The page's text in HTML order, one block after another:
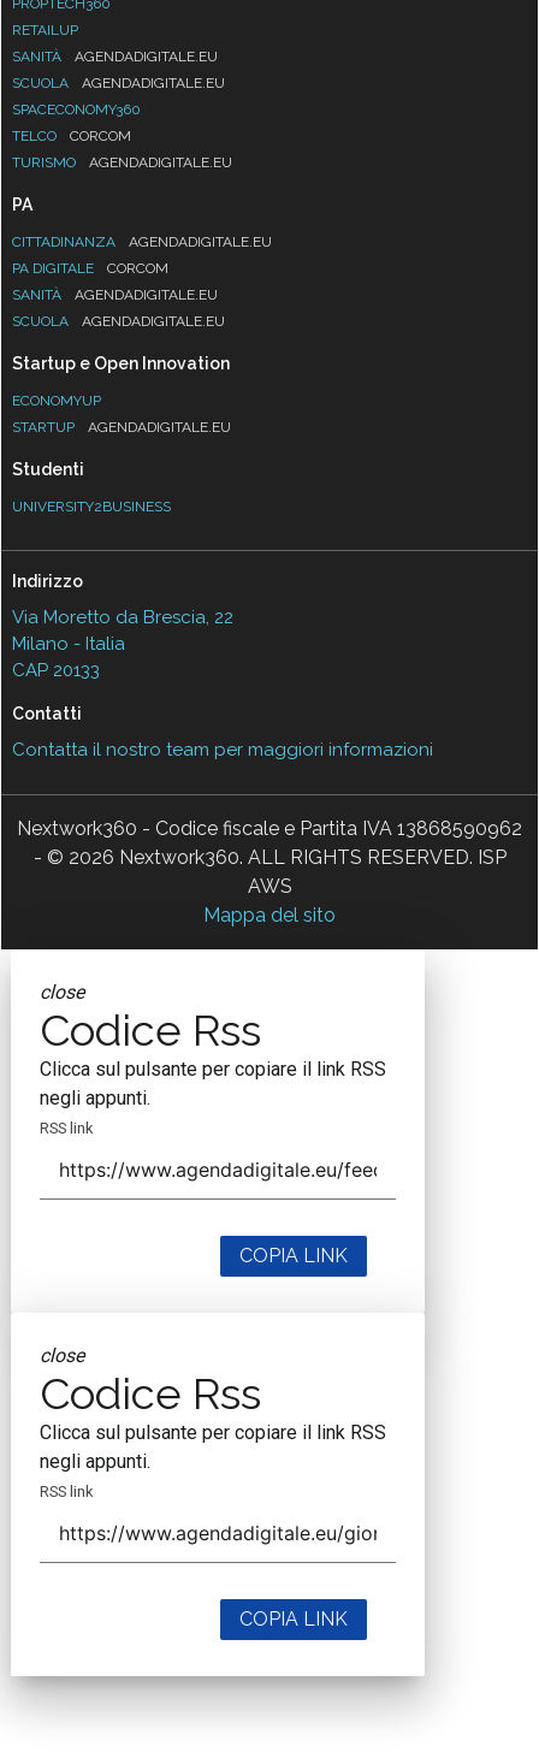
RETAILUP
SANITÀ
AGENDADIGITALE.EU
SCUOLA
AGENDADIGITALE.EU
SPACECONOMY360
TELCO
CORCOM
TURISMO
AGENDADIGITALE.EU
PA
CITTADINANZA
AGENDADIGITALE.EU
PA DIGITALE
CORCOM
SANITÀ
AGENDADIGITALE.EU
SCUOLA
AGENDADIGITALE.EU
Startup e Open Innovation
ECONOMYUP
STARTUP
AGENDADIGITALE.EU
Studenti
UNIVERSITY2BUSINESS
Indirizzo
Via Moretto da Brescia, 22
Milano - Italia
CAP 20133
Contatti
Contatta il nostro team per maggiori informazioni
Nextwork360 - Codice fiscale e Partita IVA 13868590962
- © 2026 Nextwork360. ALL RIGHTS RESERVED. ISP
AWS
Mappa del sito
close
Codice Rss
Clicca sul pulsante per copiare il link RSS
negli appunti.
RSS link
COPIA LINK
close
Codice Rss
Clicca sul pulsante per copiare il link RSS
negli appunti.
RSS link
COPIA LINK